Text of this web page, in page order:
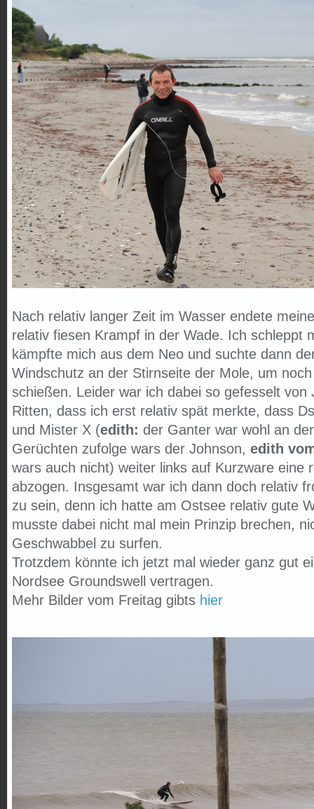
Nach relativ langer Zeit im Wasser endete
relativ fiesen Krampf in der Wade. Ich schleppt
kämpfte mich aus dem Neo und suchte dann
Windschutz an der Stirnseite der Mole, um
schießen. Leider war ich dabei so gefesselt von
Ritten, dass ich erst relativ spät merkte, dass
und Mister X (edith: der Ganter war wohl an
Gerüchten zufolge wars der Johnson, edith
wars auch nicht) weiter links auf Kurzware eine
abzogen. Insgesamt war ich dann doch relativ
zu sein, denn ich hatte am Ostsee relativ gute
musste dabei nicht mal mein Prinzip brechen,
Geschwabbel zu surfen.
Trotzdem könnte ich jetzt mal wieder ganz gut
Nordsee Groundswell vertragen.
Mehr Bilder vom Freitag gibts hier